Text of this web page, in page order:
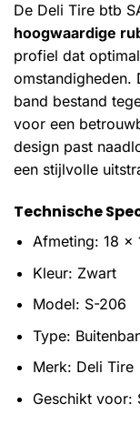
De Deli Tire btb
hoogwaardige
profiel dat
omstandigheden.
band bestand
voor een
design past
een stijlvolle
Technische
Afmeting: 18 x
Kleur: Zwart
Model: S-206
Type:
Merk: Deli Tire
Geschikt voor: